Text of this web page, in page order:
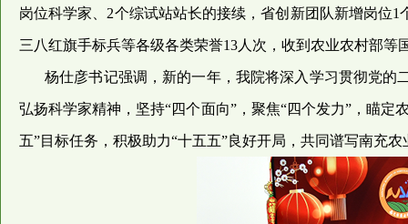
岗位科学家、2个综试站站长的接续，省创新团队新增岗位
三八红旗手标兵等各级各类荣誉13人次，收到农业农村部等
杨仕彦书记强调，新的一年，我院将深入学习贯彻党
弘扬科学家精神，坚持“四个面向”，聚焦“四个发力”，瞄
五”目标任务，积极助力“十五五”良好开局，共同谱写南充